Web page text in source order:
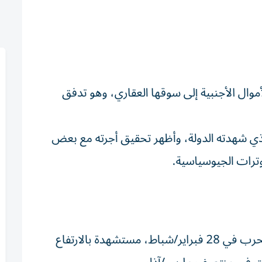
الأجنبية إلى سوقها العقاري، وهو تدفق
شهدته الدولة، وأظهر تحقيق أجرته مع بعض
الجيوسياسية.
قالت الوكالة إن شركات العقارات المدرجة في دبي مستمرة في زخمها، حتى بعد اندلاع الحرب في 28 فبراير/شباط، مستشهدة بالارتفاع